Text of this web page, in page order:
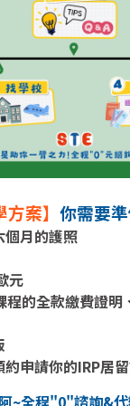
案】 你需要
個月的護照
元
程的全款繳費證明
申請你的IRP居
~全程"0"諮詢&